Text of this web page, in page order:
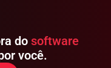
do software
você.